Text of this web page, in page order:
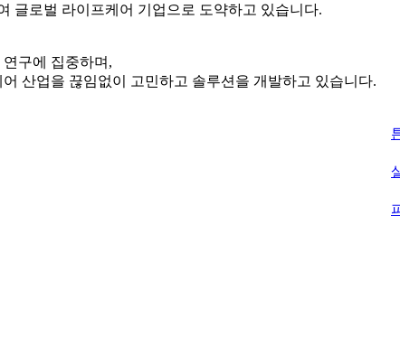
글로벌 라이프케어 기업으로 도약하고 있습니다.
구에 집중하며,
산업을 끊임없이 고민하고 솔루션을 개발하고 있습니다.